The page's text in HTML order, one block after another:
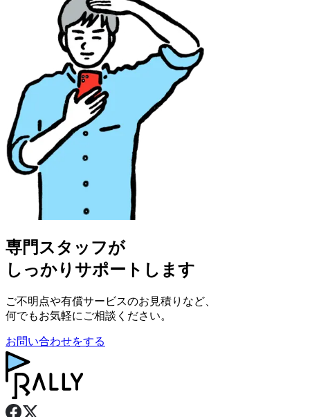
専門スタッフが
しっかりサポートします
ご不明点や有償サービスのお見積りなど、
何でもお気軽にご相談ください。
お問い合わせをする